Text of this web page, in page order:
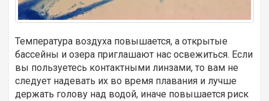
Температура воздуха повышается, а открытые
бассейны и озера приглашают нас освежиться. Если
вы пользуетесь контактными линзами, то вам не
следует надевать их во время плавания и лучше
держать голову над водой, иначе повышается риск